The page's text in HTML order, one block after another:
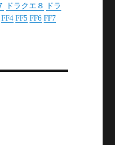
ドラクエ８
ドラ
FF4 FF5 FF6 FF7